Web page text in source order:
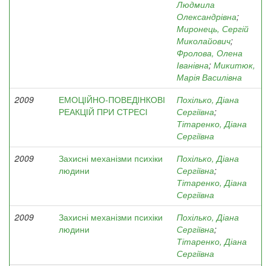
Людмила
Олександрівна;
Миронець, Сергій
Миколайович;
Фролова, Олена
Іванівна; Микитюк,
Марія Василівна
2009
ЕМОЦІЙНО-ПОВЕДІНКОВІ
РЕАКЦІЙ ПРИ СТРЕСІ
Похілько, Діана
Сергіївна;
Тітаренко, Діана
Сергіївна
2009
Захисні механізми психіки
людини
Похілько, Діана
Сергіївна;
Тітаренко, Діана
Сергіївна
2009
Захисні механізми психіки
людини
Похілько, Діана
Сергіївна;
Тітаренко, Діана
Сергіївна